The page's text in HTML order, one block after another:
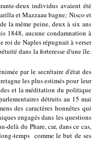
deux individus avaient été
et Mazzaau bagne; Nisco et
la même peine, deux à six ans
1848, aucune condamnation à
roi de Naples répugnait à verser
dans la forteresse d'une île.
par le secrétaire d'état des
les plus estimés pour leur
et la méditation du politique
détruits au 15 mai
des caractères honnêtes qui
engagés dans les questions
du Phare, car, dans ce cas,
temps comme le but de ses